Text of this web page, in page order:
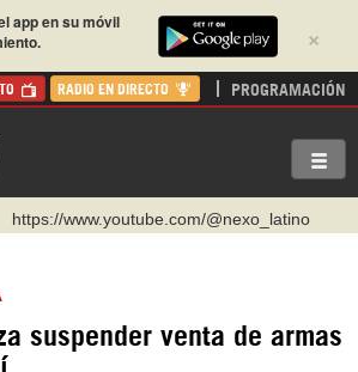
×
app en su móvil
RADIO EN DIRECTO PROGRAMACIÓN
https://www.youtube.com/@nexo_latino
https://urmedium.com/c/hispantv
suspender venta de armas